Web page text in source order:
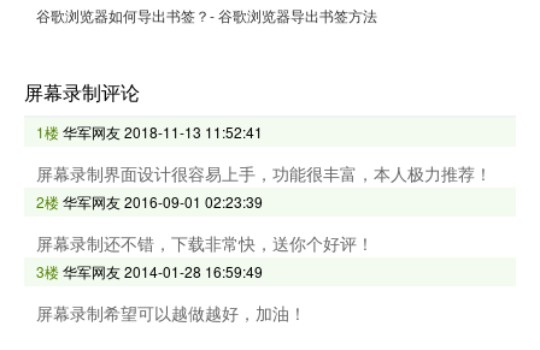
谷歌浏览器如何导出书签？- 谷歌浏览器导出书签方法
屏幕录制评论
1楼华军网友2018-11-13 11:52:41
屏幕录制界面设计很容易上手，功能很丰富，本人极力推荐！
2楼华军网友2016-09-01 02:23:39
屏幕录制还不错，下载非常快，送你个好评！
3楼华军网友2014-01-28 16:59:49
屏幕录制希望可以越做越好，加油！